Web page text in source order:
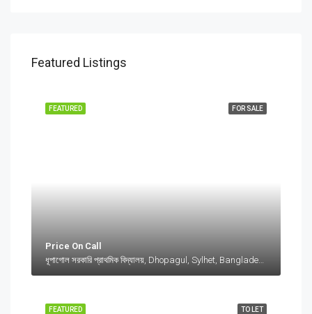
Featured Listings
FOR SALE
FEATURED
Price On Call
ধূপাগোল সরকারি প্রাথমিক বিদ্যালয়, Dhopagul, Sylhet, Bangladesh, ধূপাগোল সরকারি প্রাথমিক বিদ্যালয়, Dhopagul, Sylhet, Bangladesh, Dhopagul, Sylhet Division
TO LET
FEATURED